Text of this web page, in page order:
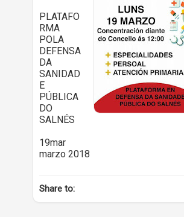
PLATAFO
RMA
POLA
DEFENSA
DA
SANIDAD
E
PÚBLICA
DO
SALNÉS
19mar
marzo 2018
Share to: